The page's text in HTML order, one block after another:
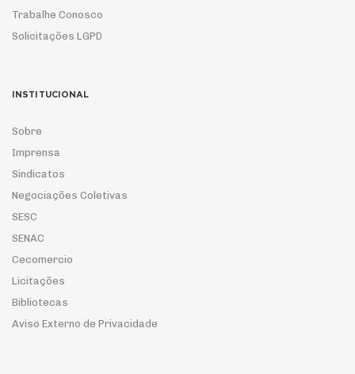
Trabalhe Conosco
Solicitações LGPD
INSTITUCIONAL
Sobre
Imprensa
Sindicatos
Negociações Coletivas
SESC
SENAC
Cecomercio
Licitações
Bibliotecas
Aviso Externo de Privacidade